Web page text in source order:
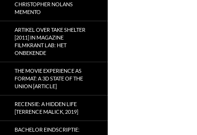
CHRISTOPHER NOLANS
MEMENTO
ARTIKEL OVER TAKE SHELTER
[2011] IN MAGAZINE
FILMKRANT LAB: HET
ONBEKENDE
THE MOVIE EXPERIENCE AS
FORMAT: A 3D STATE OF THE
UNION [ARTICLE]
RECENSIE: A HIDDEN LIFE
[TERRENCE MALICK, 2019]
BACHELOR EINDSCRIPTIE: